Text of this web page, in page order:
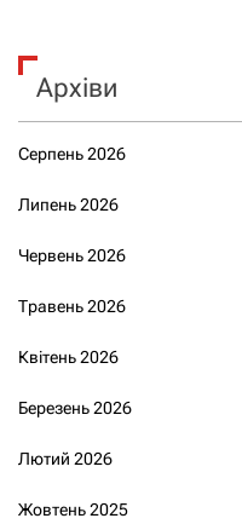
Архіви
Серпень 2026
Липень 2026
Червень 2026
Травень 2026
Квітень 2026
Березень 2026
Лютий 2026
Жовтень 2025